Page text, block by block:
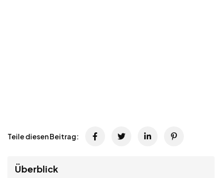
Teile diesen Beitrag:
Überblick